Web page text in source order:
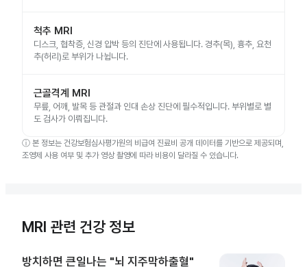
척추 MRI
디스크, 협착증, 신경 압박 등의 진단에 사용됩니다. 경추(목), 흉추, 요천
추(허리)로 부위가 나뉩니다.
근골격계 MRI
무릎, 어깨, 발목 등 관절과 인대 손상 진단에 필수적입니다. 부위별로 별
도 검사가 이뤄집니다.
ⓘ 본 정보는 건강보험심사평가원의 비급여 진료비 공개 데이터를 기반으로 제공되며,
조영제 사용 여부 및 추가 영상 촬영에 따라 비용이 달라질 수 있습니다.
MRI 관련 건강 정보
방치하면 큰일나는 "뇌 지주막하출혈"